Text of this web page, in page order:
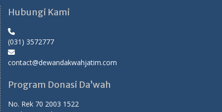
Hubungi Kami
(031) 3572777
contact@dewandakwahjatim.com
Program Donasi Da’wah
No. Rek 70 2003 1522